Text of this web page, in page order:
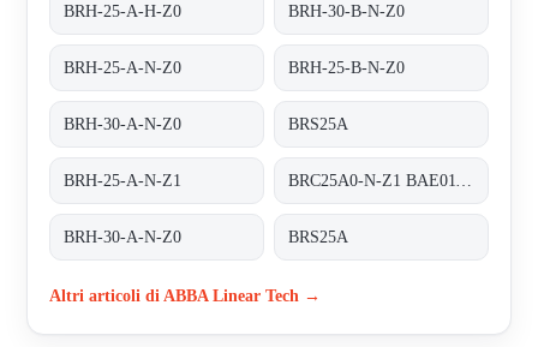
BRH-25-A-H-Z0 BRH-30-B-N-Z0
BRH-25-A-N-Z0 BRH-25-B-N-Z0
BRH-30-A-N-Z0 BRS25A
BRH-25-A-N-Z1
BRH-30-A-N-Z0 BRS25A
Altri articoli di ABBA Linear Tech →